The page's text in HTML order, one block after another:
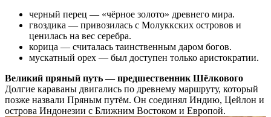
черный перец — «чёрное золото» древнего мира.
гвоздика — привозилась с Молуккских островов и
ценилась на вес серебра.
корица — считалась таинственным даром богов.
мускатный орех — был доступен только аристократии.
Великий пряный путь — предшественник Шёлкового
Долгие караваны двигались по древнему маршруту, который
позже назвали Пряным путём. Он соединял Индию, Цейлон и
острова Индонезии с Ближним Востоком и Европой.